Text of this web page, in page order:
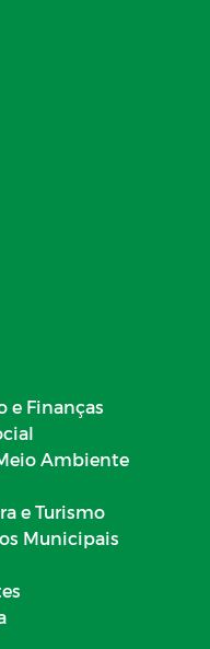
e Finanças
Ambiente
e Turismo
Municipais